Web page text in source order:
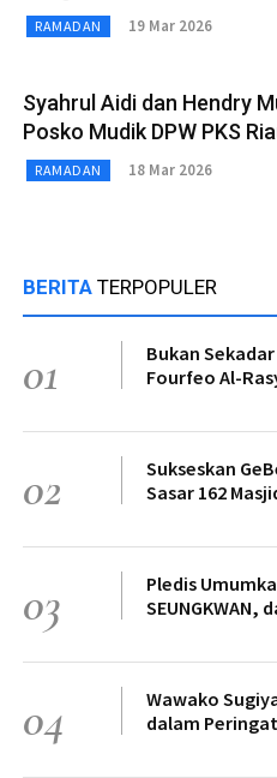
RAMADAN 19 Mar 2026
Syahrul Aidi dan Hendry
Posko Mudik DPW PKS
RAMADAN 18 Mar 2026
BERITA TERPOPULER
01
Bukan
Fourfeo Al-
02
Sukseskan
Sasar 162
03
Pledis
SEUNGKWAN,
04
Wawako
dalam